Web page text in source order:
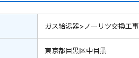
ガス給湯器>ノーリツ交換工事
東京都目黒区中目黒